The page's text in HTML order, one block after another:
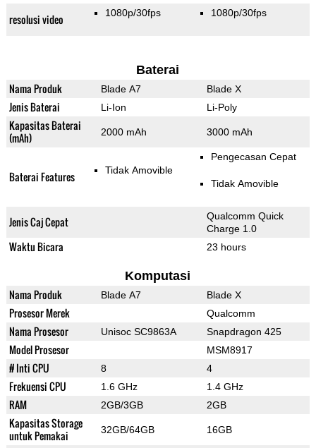
resolusi video 1080p/30fps 1080p/30fps
Baterai
Nama Produk Blade A7 Blade X
Jenis Baterai Li-Ion Li-Poly
Kapasitas Baterai
(mAh)
2000 mAh 3000 mAh
Baterai Features Tidak Amovible
Pengecasan Cepat
Tidak Amovible
Jenis Caj Cepat
Qualcomm Quick
Charge 1.0
Waktu Bicara 23 hours
Komputasi
Nama Produk Blade A7 Blade X
Prosesor Merek Qualcomm
Nama Prosesor Unisoc SC9863A Snapdragon 425
Model Prosesor MSM8917
# Inti CPU 8 4
Frekuensi CPU 1.6 GHz 1.4 GHz
RAM 2GB/3GB 2GB
Kapasitas Storage
untuk Pemakai
32GB/64GB 16GB